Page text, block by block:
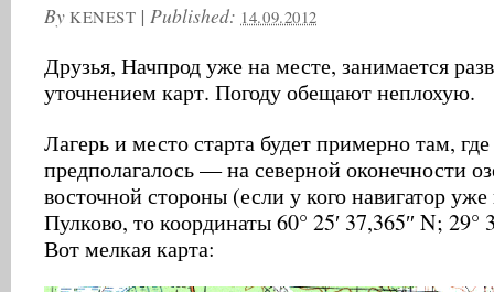
By KENEST |Published: 14.09.2012
Друзья, Начпрод уже на месте, занимается
уточнением карт. Погоду обещают неплохую.
Лагерь и место старта будет примерно там,
предполагалось — на северной оконечности
восточной стороны (если у кого навигатор
Пулково, то координаты 60° 25′ 37,365″ N; 29°
Вот мелкая карта: